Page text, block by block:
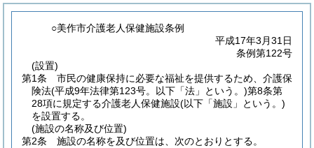
○美作市介護老人保健施設条例
平成17年3月31日
条例第122号
(設置)
第1条
市民の健康保持に必要な福祉を提供するため、介護保
険法(平成9年法律第123号。以下「法」という。)第8条第
28項に規定する介護老人保健施設(以下「施設」という。)
を設置する。
(施設の名称及び位置)
第2条
施設の名称を及び位置は、次のとおりとする。